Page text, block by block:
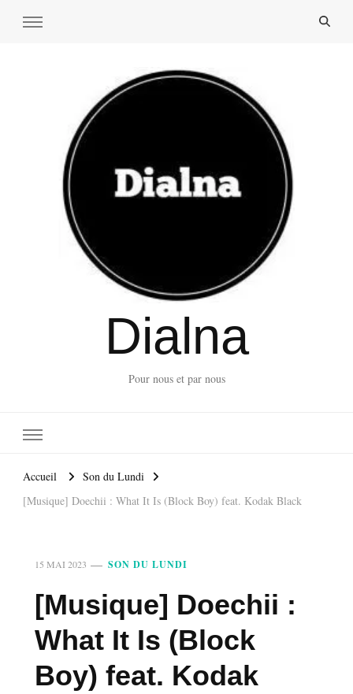
Dialna
Pour nous et par nous
Accueil
Son du Lundi
[Musique] Doechii : What It Is (Block Boy) feat. Kodak Black
15 MAI 2023 SON DU LUNDI
[Musique] Doechii :
What It Is (Block
Boy) feat. Kodak